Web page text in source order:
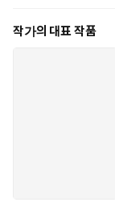
작가의 대표 작품